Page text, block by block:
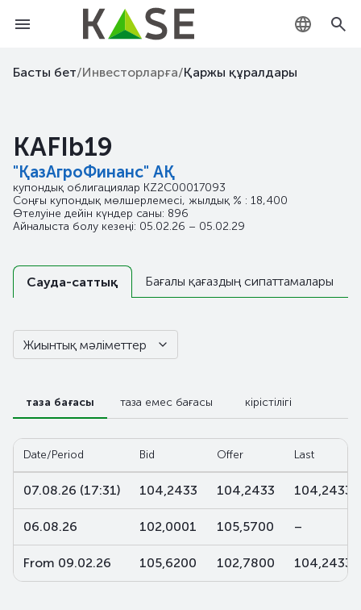
KZ
Басты бет/Инвесторларға/Қаржы құралдары
KAFIb19
"ҚазАгроФинанс" АҚ
купондық облигациялар KZ2C00017093
Соңғы купондық мөлшерлемесі, жылдық % : 18,400
Өтелуіне дейін күндер саны: 896
Айналыста болу кезеңі: 05.02.26 – 05.02.29
Сауда-саттық Бағалы қағаздың сипаттамалары
Жиынтық мәліметтер
таза бағасы таза емес бағасы кірістілігі
Date/Period Bid Offer Last
07.08.26 (17:31) 104,2433 104,2433 104,2433
06.08.26 102,0001 105,5700 –
From 09.02.26 105,6200 102,7800 104,2433